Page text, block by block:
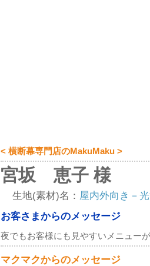
< 横断幕専門店のMakuMaku >
宮坂 恵子 様
生地(素材)名： 屋内外向き－
お客さまからのメッセージ
夜でもお客様にも見やすいメニュー
マクマクからのメッセージ